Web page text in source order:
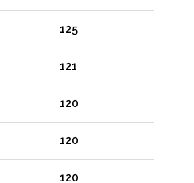
125
121
120
120
120